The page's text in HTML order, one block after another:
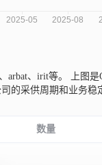
arbat、irit等。
上图
的采供周期和业务稳
数量